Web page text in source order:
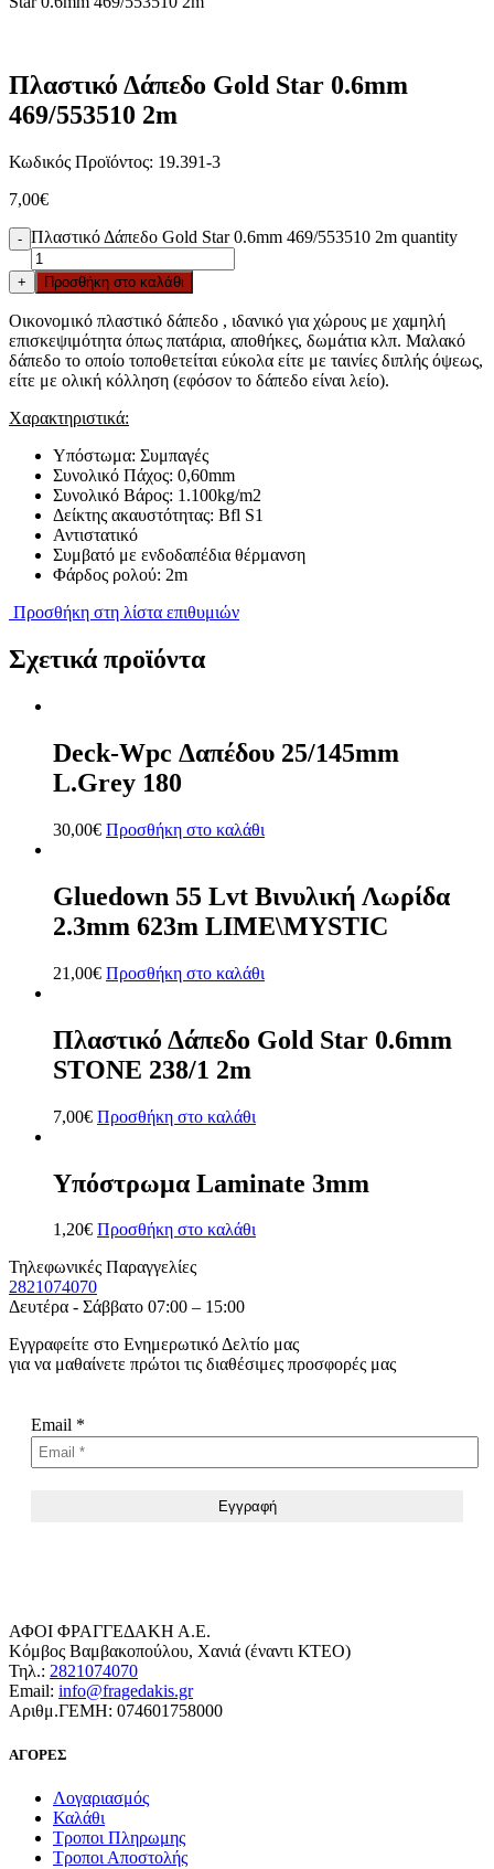
Πλαστικό Δάπεδο Gold Star 0.6mm
469/553510 2m
Κωδικός Προϊόντος: 19.391-3
7,00€
- Πλαστικό Δάπεδο Gold Star 0.6mm 469/553510 2m quantity
+ Προσθήκη στο καλάθι
Οικονομικό πλαστικό δάπεδο , ιδανικό για χώρους με χαμηλή
επισκεψιμότητα όπως πατάρια, αποθήκες, δωμάτια κλπ. Μαλακό
δάπεδο το οποίο τοποθετείται εύκολα είτε με ταινίες διπλής όψεως,
είτε με ολική κόλληση (εφόσον το δάπεδο είναι λείο).
Χαρακτηριστικά:
Υπόστωμα: Συμπαγές
Συνολικό Πάχος: 0,60mm
Συνολικό Βάρος: 1.100kg/m2
Δείκτης ακαυστότητας: Bfl S1
Αντιστατικό
Συμβατό με ενδοδαπέδια θέρμανση
Φάρδος ρολού: 2m
Προσθήκη στη λίστα επιθυμιών
Σχετικά προϊόντα
Deck-Wpc Δαπέδου 25/145mm
L.Grey 180
30,00€ Προσθήκη στο καλάθι
Gluedown 55 Lvt Βινυλική Λωρίδα
2.3mm 623m LIME\MYSTIC
21,00€ Προσθήκη στο καλάθι
Πλαστικό Δάπεδο Gold Star 0.6mm
STONE 238/1 2m
7,00€ Προσθήκη στο καλάθι
Υπόστρωμα Laminate 3mm
1,20€ Προσθήκη στο καλάθι
Τηλεφωνικές Παραγγελίες
2821074070
Δευτέρα - Σάββατο 07:00 – 15:00
Εγγραφείτε στο Ενημερωτικό Δελτίο μας
για να μαθαίνετε πρώτοι τις διαθέσιμες προσφορές μας
Email *
ΑΦΟΙ ΦΡΑΓΓΕΔΑΚΗ Α.Ε.
Κόμβος Βαμβακοπούλου, Χανιά (έναντι ΚΤΕΟ)
Τηλ.: 2821074070
Email: info@fragedakis.gr
Αριθμ.ΓΕΜΗ: 074601758000
ΑΓΟΡΕΣ
Λογαριασμός
Καλάθι
Τροποι Πληρωμης
Τροποι Αποστολής